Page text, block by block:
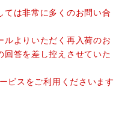
ては非常に多くのお問い合
ルよりいただく再入荷のお
回答を差し控えさせていた
ビスをご利用くださいます